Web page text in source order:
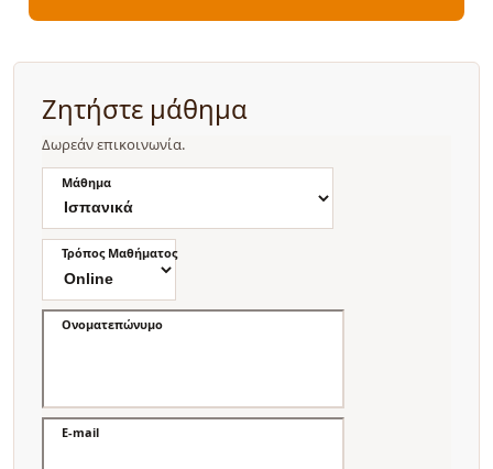
Ζητήστε μάθημα
Δωρεάν επικοινωνία.
Μάθημα
Τρόπος Μαθήματος
Ονοματεπώνυμο
E-mail